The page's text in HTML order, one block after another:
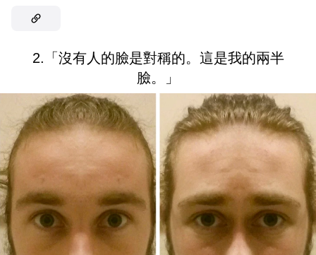
2.「沒有人的臉是對稱的。這是我的兩半
臉。」